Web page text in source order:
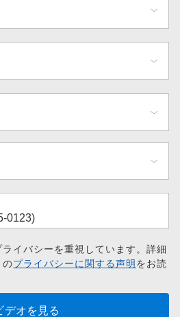
イバシーを重視しています。詳細
プライバシーに関する声明をお読